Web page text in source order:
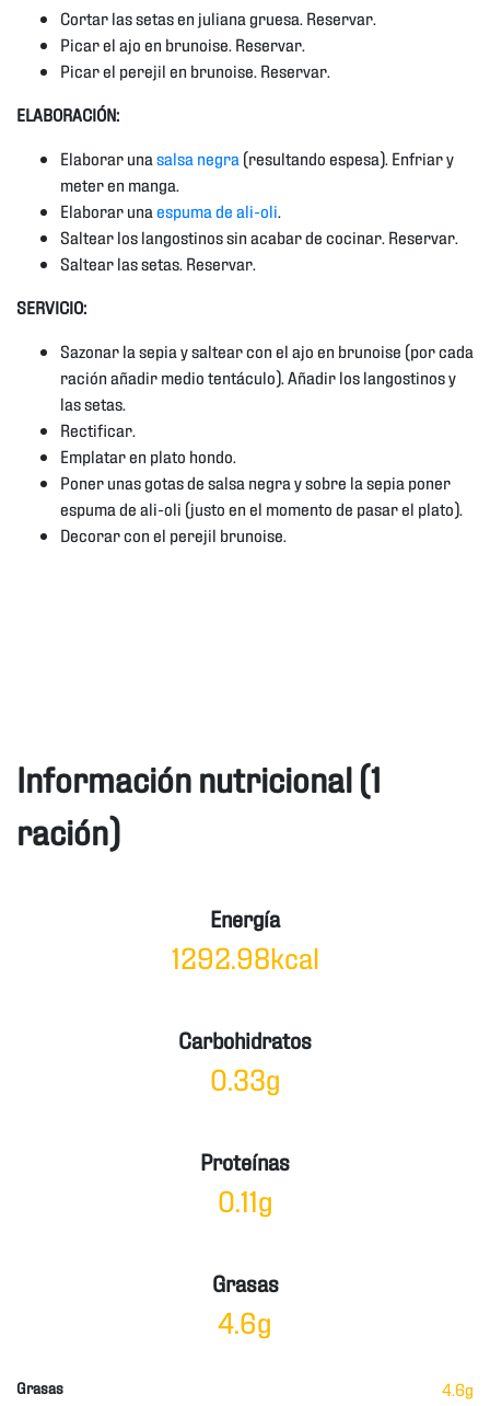
Cortar las setas en juliana gruesa. Reservar.
Picar el ajo en brunoise. Reservar.
Picar el perejil en brunoise. Reservar.
ELABORACIÓN:
Elaborar una salsa negra (resultando espesa). Enfriar y
meter en manga.
Elaborar una espuma de ali-oli
Saltear los langostinos sin acabar de cocinar. Reservar.
Saltear las setas. Reservar.
SERVICIO:
Sazonar la sepia y saltear con el ajo en brunoise (por cada
ración añadir medio tentáculo). Añadir los langostinos y
las setas.
Rectificar.
Emplatar en plato hondo.
Poner unas gotas de salsa negra y sobre la sepia poner
espuma de ali-oli (justo en el momento de pasar el plato).
Decorar con el perejil brunoise.
Información nutricional (1
ración)
Energía
1292.98kcal
Carbohidratos
0.33g
Proteínas
0.11g
Grasas
4.6g
Grasas 4.6g